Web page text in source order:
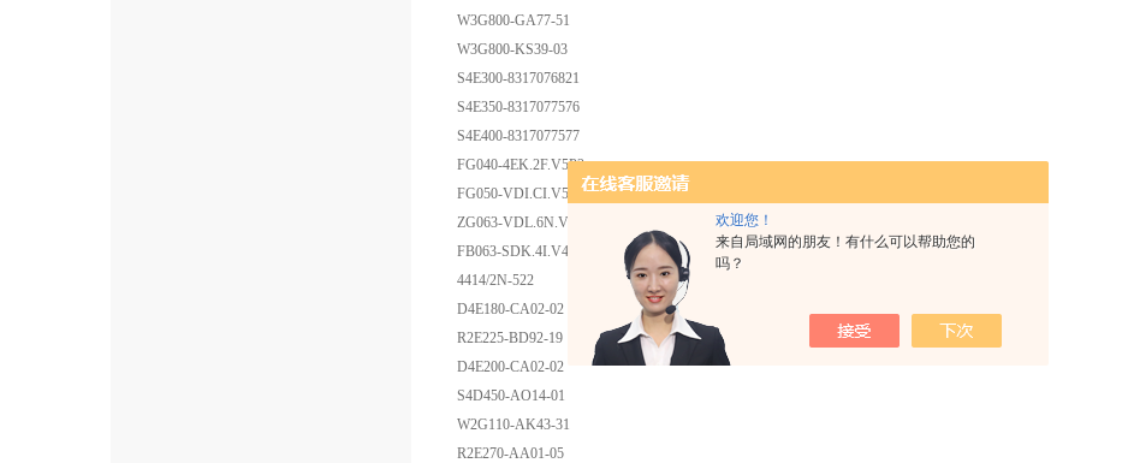
欢迎您！
来自局域网的朋友！有什么可以帮助您的
吗？
W3G800-GA77-51
W3G800-KS39-03
S4E300-8317076821
S4E350-8317077576
S4E400-8317077577
FG040-4EK.2F.V5P2
FG050-VDI.CI.V5N1
ZG063-VDL.6N.V5S1
FB063-SDK.4I.V4S
4414/2N-522
D4E180-CA02-02
R2E225-BD92-19
D4E200-CA02-02
S4D450-AO14-01
W2G110-AK43-31
R2E270-AA01-05